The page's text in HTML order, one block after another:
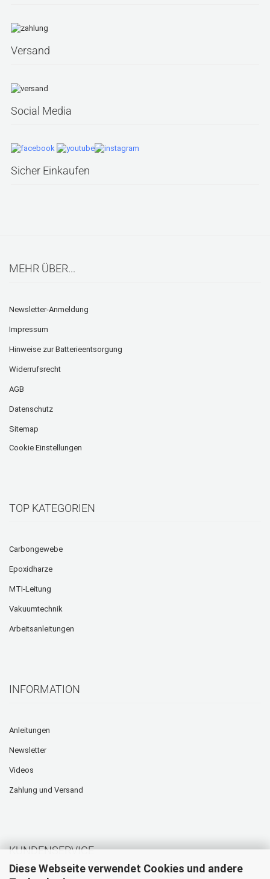
Diese Webseite verwendet Cookies und andere
Versand
Social Media
Sicher Einkaufen
MEHR ÜBER...
Newsletter-Anmeldung
Impressum
Hinweise zur Batterieentsorgung
Widerrufsrecht
AGB
Datenschutz
Sitemap
Cookie Einstellungen
TOP KATEGORIEN
Carbongewebe
Epoxidharze
MTI-Leitung
Vakuumtechnik
Arbeitsanleitungen
INFORMATION
Anleitungen
Newsletter
Videos
Zahlung und Versand
KUNDENSERVICE